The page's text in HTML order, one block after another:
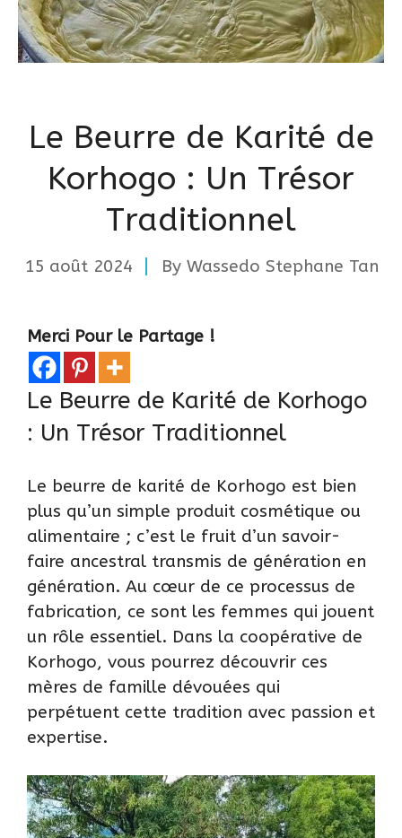
Le Beurre de Karité de
Korhogo : Un Trésor
Traditionnel
15 août 2024 By Wassedo Stephane Tan
Merci Pour le Partage !
Le Beurre de Karité de Korhogo
: Un Trésor Traditionnel
Le beurre de karité de Korhogo est bien
plus qu’un simple produit cosmétique ou
alimentaire ; c’est le fruit d’un savoir-
faire ancestral transmis de génération en
génération. Au cœur de ce processus de
fabrication, ce sont les femmes qui jouent
un rôle essentiel. Dans la coopérative de
Korhogo, vous pourrez découvrir ces
mères de famille dévouées qui
perpétuent cette tradition avec passion et
expertise.